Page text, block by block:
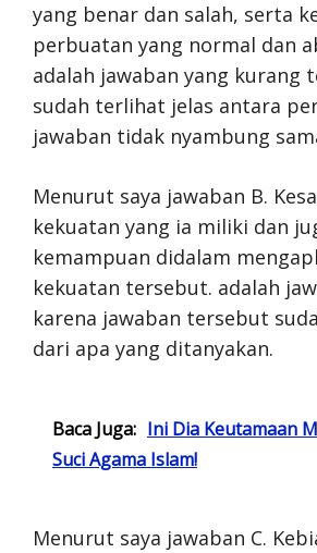
yang benar dan salah, serta
perbuatan yang normal dan
adalah jawaban yang kurang
sudah terlihat jelas antara
jawaban tidak nyambung
Menurut saya jawaban B.
kekuatan yang ia miliki dan
kemampuan didalam
kekuatan tersebut. adalah
karena jawaban tersebut
dari apa yang ditanyakan.
Baca Juga: Ini Dia Keutamaan
Suci Agama Islam!
Menurut saya jawaban C.